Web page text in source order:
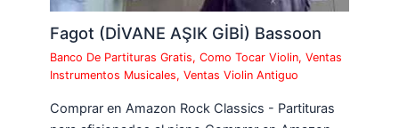
Fagot (DİVANE AŞIK GİBİ) Bassoon
Banco De Partituras Gratis,Como Tocar Violin,Ventas
Instrumentos Musicales,Ventas Violin Antiguo
Comprar en Amazon Rock Classics - Partituras